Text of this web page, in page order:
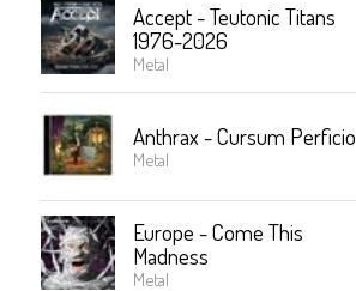
Accept - Teutonic Titans
1976-2026
Metal
Anthrax - Cursum Perficio
Metal
Europe - Come This
Madness
Metal